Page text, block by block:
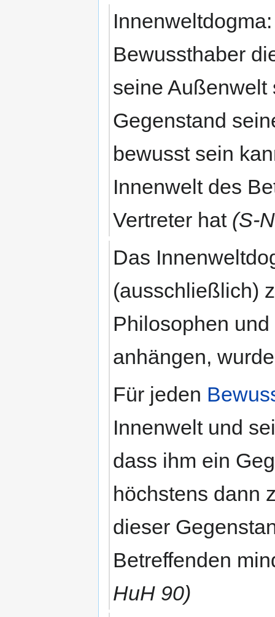
Bewussthaber
seine Außenwelt
Gegenstand
bewusst sein
Innenwelt des
Vertreter hat (S-
Das
(ausschließlich)
Philosophen
anhängen,
Für jeden
Innenwelt und
dass ihm ein
höchstens dann
dieser
Betreffenden
HuH 90)